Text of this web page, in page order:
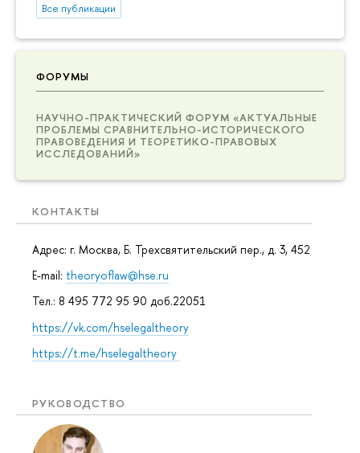
Все публикации
ФОРУМЫ
НАУЧНО-ПРАКТИЧЕСКИЙ ФОРУМ «АКТУАЛЬНЫЕ
ПРОБЛЕМЫ СРАВНИТЕЛЬНО-ИСТОРИЧЕСКОГО
ПРАВОВЕДЕНИЯ И ТЕОРЕТИКО-ПРАВОВЫХ
ИССЛЕДОВАНИЙ»
КОНТАКТЫ
Адрес: г. Москва, Б. Трехсвятительский пер., д. 3, 452
E-mail: theoryoflaw@hse.ru
Тел.: 8 495 772 95 90 доб.22051
https://vk.com/hselegaltheory
https://t.me/hselegaltheory
РУКОВОДСТВО